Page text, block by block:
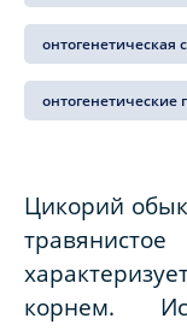
онтогенетическая
онтогенетические
Цикорий
корнем.